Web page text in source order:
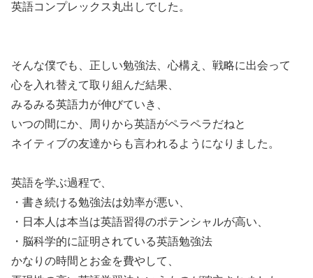
英語コンプレックス丸出しでした。
そんな僕でも、正しい勉強法、心構え、戦略に出会って
心を入れ替えて取り組んだ結果、
みるみる英語力が伸びていき、
いつの間にか、周りから英語がペラペラだねと
ネイティブの友達からも言われるようになりました。
英語を学ぶ過程で、
・書き続ける勉強法は効率が悪い、
・日本人は本当は英語習得のポテンシャルが高い、
・脳科学的に証明されている英語勉強法
かなりの時間とお金を費やして、